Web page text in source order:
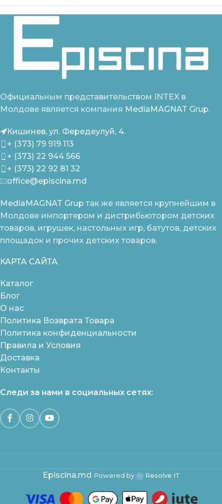
Официальным представительством INTEX в
Молдове является компания MediaMAGNAT Grup.
Кишинев, ул. Фередеулуй, 4.
+ (373) 79 919 113
+ (373) 22 944 566
+ (373) 22 92 81 32
office@episcina.md
MediaMAGNAT Grup так же является крупнейшим в
Молдове импортером и дистрибьютором детских
товаров, игрушек, настольных игр, батутов, детских
площадок и прочих детских товаров.
КАРТА САЙТА
Каталог
Блог
О нас
Политика Возврата Товара
Политика конфиденциальности
Правила и Условия
Доставка
Контакты
Следи за нами в социальных сетях:
Episcina.md Powered by Resolve IT